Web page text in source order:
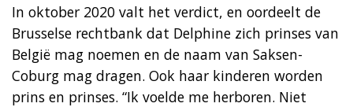
In oktober 2020 valt het verdict, en oordeelt de
Brusselse rechtbank dat Delphine zich prinses van
België mag noemen en de naam van Saksen-
Coburg mag dragen. Ook haar kinderen worden
prins en prinses. “Ik voelde me herboren. Niet